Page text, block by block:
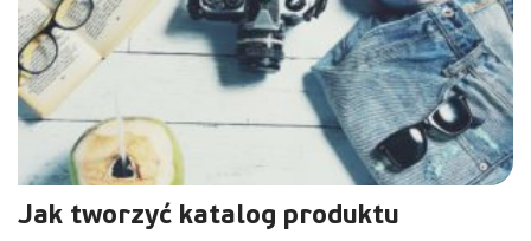
Jak tworzyć katalog produktu